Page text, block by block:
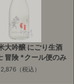
大吟醸 にごり生酒
冒険 *クール便のみ
2,876（税込）